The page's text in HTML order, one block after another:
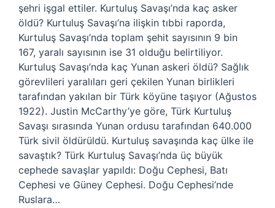
şehri işgal ettiler. Kurtuluş Savaşı’nda kaç asker
öldü? Kurtuluş Savaşı’na ilişkin tıbbi raporda,
Kurtuluş Savaşı’nda toplam şehit sayısının 9 bin
167, yaralı sayısının ise 31 olduğu belirtiliyor.
Kurtuluş Savaşı’nda kaç Yunan askeri öldü? Sağlık
görevlileri yaralıları geri çekilen Yunan birlikleri
tarafından yakılan bir Türk köyüne taşıyor (Ağustos
1922). Justin McCarthy’ye göre, Türk Kurtuluş
Savaşı sırasında Yunan ordusu tarafından 640.000
Türk sivil öldürüldü. Kurtuluş savaşında kaç ülke ile
savaştık? Türk Kurtuluş Savaşı’nda üç büyük
cephede savaşlar yapıldı: Doğu Cephesi, Batı
Cephesi ve Güney Cephesi. Doğu Cephesi’nde
Ruslara…